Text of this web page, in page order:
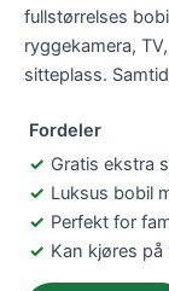
fullstørrelses
ryggekamera,
sitteplass.
Fordeler
Gratis ekstra
Luksus bobil
Perfekt for
Kan kjøres